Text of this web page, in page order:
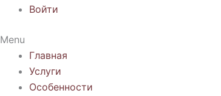
Войти
Menu
Главная
Услуги
Особенности